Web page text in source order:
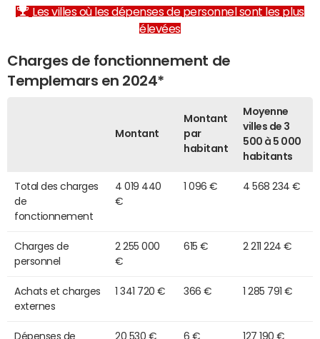
Les villes où les dépenses de personnel sont les plus
élevées
Charges de fonctionnement de
Templemars en 2024*
Montant
Montant
par
habitant
Moyenne
villes de 3
500 à 5 000
habitants
Total des charges
de
fonctionnement
4 019 440
€
1 096 € 4 568 234 €
Charges de
personnel
2 255 000
€
615 € 2 211 224 €
Achats et charges
externes
1 341 720 € 366 € 1 285 791 €
Dépenses de 20 530 € 6 € 127 190 €